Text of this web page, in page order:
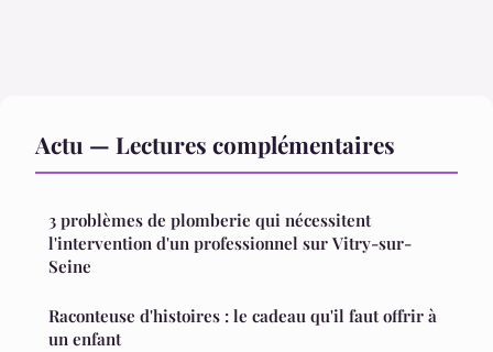
Actu — Lectures complémentaires
3 problèmes de plomberie qui nécessitent
l'intervention d'un professionnel sur Vitry-sur-
Seine
Raconteuse d'histoires : le cadeau qu'il faut offrir à
un enfant